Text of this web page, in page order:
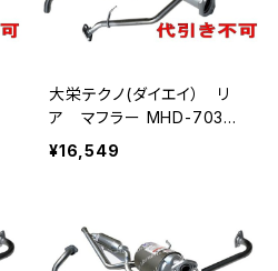
大栄テクノ(ダイエイ） リ
ア マフラー MHD-7038S
US バモス HM2 個人宅NG
¥16,549